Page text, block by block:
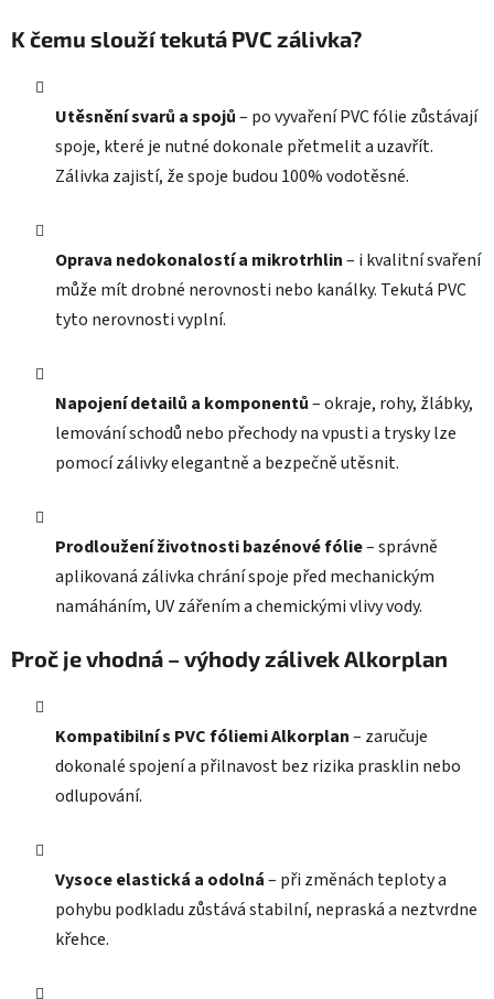
K čemu slouží tekutá PVC zálivka?
Utěsnění svarů a spojů– po vyvaření PVC fólie zůstávají
spoje, které je nutné dokonale přetmelit a uzavřít.
Zálivka zajistí, že spoje budou 100% vodotěsné.
Oprava nedokonalostí a mikrotrhlin– i kvalitní svaření
může mít drobné nerovnosti nebo kanálky. Tekutá PVC
tyto nerovnosti vyplní.
Napojení detailů a komponentů– okraje, rohy, žlábky,
lemování schodů nebo přechody na vpusti a trysky lze
pomocí zálivky elegantně a bezpečně utěsnit.
Prodloužení životnosti bazénové fólie– správně
aplikovaná zálivka chrání spoje před mechanickým
namáháním, UV zářením a chemickými vlivy vody.
Proč je vhodná – výhody zálivek Alkorplan
Kompatibilní s PVC fóliemi Alkorplan– zaručuje
dokonalé spojení a přilnavost bez rizika prasklin nebo
odlupování.
Vysoce elastická a odolná– při změnách teploty a
pohybu podkladu zůstává stabilní, nepraská a neztvrdne
křehce.